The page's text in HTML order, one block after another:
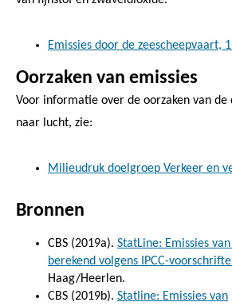
Emissies door de zeescheepvaart,
Oorzaken van emissies
Voor informatie over de oorzaken van de
naar lucht, zie:
Milieudruk doelgroep Verkeer en
Bronnen
CBS (2019a). StatLine: Emissies
berekend volgens IPCC-
Haag/Heerlen.
CBS (2019b). Statline: Emissies van